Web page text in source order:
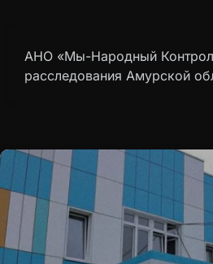
АНО «Мы-Народный
расследования Амурской